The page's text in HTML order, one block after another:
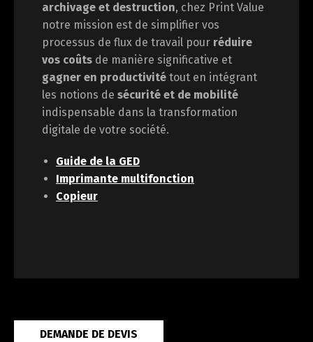
archivage et destruction, chez Print Value
notre mission est de simplifier vos
processus de flux de travail pour réduire
vos coûts de manière significative et
gagner en productivité tout en intégrant
les notions de sécurité et de mobilité
indispensable dans la transformation
digitale de votre société.
Guide de la GED
Imprimante multifonction
Copieur
DEMANDE DE DEVIS